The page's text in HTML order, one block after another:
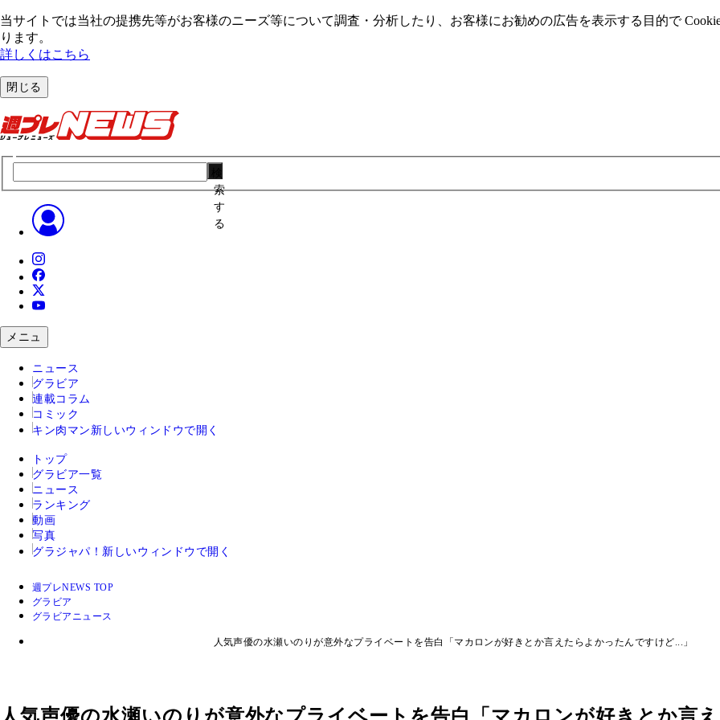
当サイトでは当社の提携先等がお客様のニーズ等について調査・分析したり、お客様にお勧めの広告を表⽰する⽬的で
ります。
詳しくはこちら
閉じる
索
す
る
メニュ
ニュース
グラビア
連載コラム
コミック
キン肉マン 新しいウィンドウで開く
トップ
グラビア一覧
ニュース
ランキング
動画
写真
グラジャパ！ 新しいウィンドウで開く
週プレNEWS TOP
グラビア
グラビアニュース
人気声優の水瀬いのりが意外なプライベートを告白「マカロンが好きとか言えたらよかったんですけど...」
人気声優の水瀬いのりが意外なプライベートを告白「マカロンが好きとか言